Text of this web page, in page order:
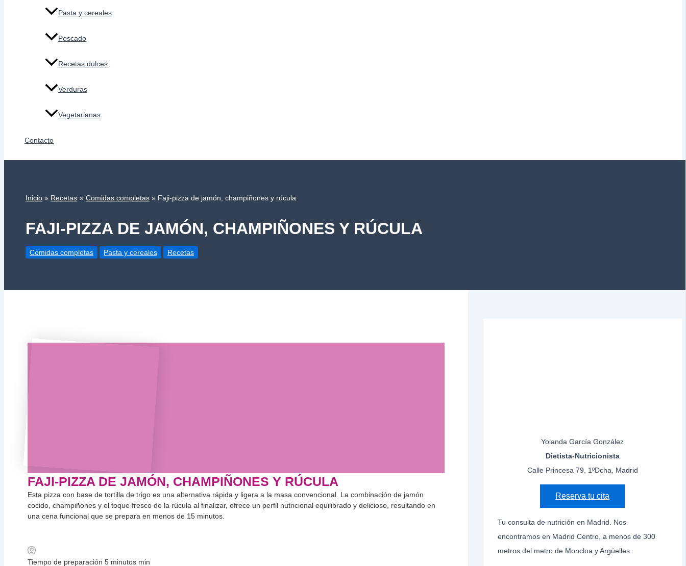
Pasta y cereales
Pescado
Recetas dulces
Verduras
Vegetarianas
Contacto
Inicio Recetas Comidas completas Faji-pizza de jamón, champiñones y rúcula
FAJI-PIZZA DE JAMÓN, CHAMPIÑONES Y RÚCULA
Comidas completas Pasta y cereales Recetas
FAJI-PIZZA DE JAMÓN, CHAMPIÑONES Y RÚCULA
Esta pizza con base de tortilla de trigo es una alternativa rápida y ligera a la masa convencional. La combinación de jamón
cocido, champiñones y el toque fresco de la rúcula al finalizar, ofrece un perfil nutricional equilibrado y delicioso, resultando en
una cena funcional que se prepara en menos de 15 minutos.
Tiempo de preparación 5 minutos min
Yolanda García González
Dietista-Nutricionista
Calle Princesa 79, 1ºDcha, Madrid
Reserva tu cita
Tu consulta de nutrición en Madrid. Nos
encontramos en Madrid Centro, a menos de 300
metros del metro de Moncloa y Argüelles.